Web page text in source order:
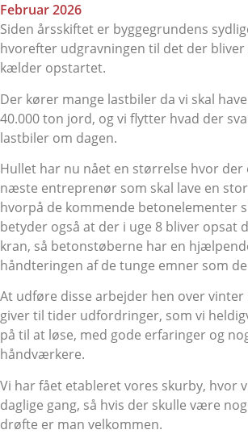
Februar 2026
Siden årsskiftet er byggegrundens
hvorefter udgravningen til det der bliver
kælder opstartet.
Der kører mange lastbiler da vi skal
40.000 ton jord, og vi flytter hvad der
lastbiler om dagen.
Hullet har nu nået en størrelse hvor der
næste entreprenør som skal lave en
hvorpå de kommende betonelementer
betyder også at der i uge 8 bliver opsat
kran, så betonstøberne har en
håndteringen af de tunge emner som
At udføre disse arbejder hen over vinter
giver til tider udfordringer, som vi
på til at løse, med gode erfaringer og
håndværkere.
Vi har fået etableret vores skurby, hvor
daglige gang, så hvis der skulle være
drøfte er man velkommen.